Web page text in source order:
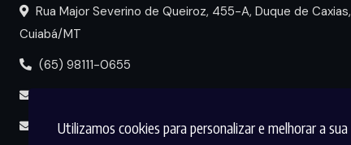
Utilizamos cookies para personalizar e melhorar a sua
Rua Major Severino de Queiroz, 455-A, Duque de Caxias,
Cuiabá/MT
(65) 98111-0655
midia@circuitomt.com.br